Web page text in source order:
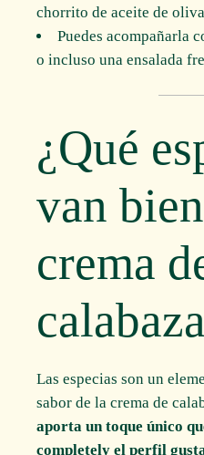
chorrito de aceite de
Puedes acompañarla
o incluso una ensalada
¿Qué
van
crema
Las especias son un
sabor de la crema de
aporta un toque único
completely el perfil